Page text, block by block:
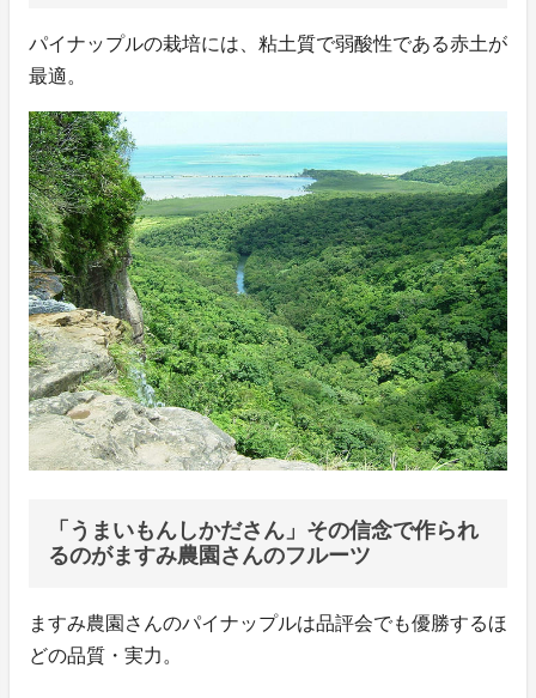
パイナップルの栽培には、粘土質で弱酸性である赤土が
最適。
「うまいもんしかださん」その信念で作られ
るのがますみ農園さんのフルーツ
ますみ農園さんのパイナップルは品評会でも優勝するほ
どの品質・実力。